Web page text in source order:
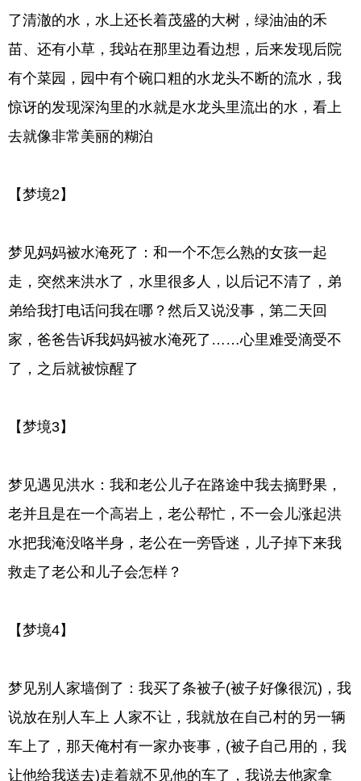
了清澈的水，水上还长着茂盛的大树，绿油油的禾
苗、还有小草，我站在那里边看边想，后来发现后院
有个菜园，园中有个碗口粗的水龙头不断的流水，我
惊讶的发现深沟里的水就是水龙头里流出的水，看上
去就像非常美丽的糊泊
【梦境2】
梦见妈妈被水淹死了：和一个不怎么熟的女孩一起
走，突然来洪水了，水里很多人，以后记不清了，弟
弟给我打电话问我在哪？然后又说没事，第二天回
家，爸爸告诉我妈妈被水淹死了……心里难受滴受不
了，之后就被惊醒了
【梦境3】
梦见遇见洪水：我和老公儿子在路途中我去摘野果，
老并且是在一个高岩上，老公帮忙，不一会儿涨起洪
水把我淹没咯半身，老公在一旁昏迷，儿子掉下来我
救走了老公和儿子会怎样？
【梦境4】
梦见别人家墙倒了：我买了条被子(被子好像很沉)，我
说放在别人车上 人家不让，我就放在自己村的另一辆
车上了，那天俺村有一家办丧事，(被子自己用的，我
让他给我送去)走着就不见他的车了，我说去他家拿